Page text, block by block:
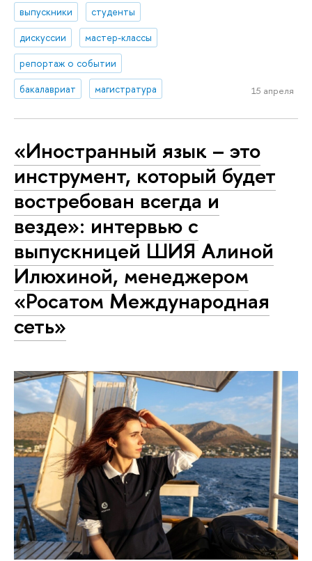
выпускники
студенты
дискуссии
мастер-классы
репортаж о событии
бакалавриат
магистратура 15 апреля
«Иностранный язык – это
инструмент, который будет
востребован всегда и
везде»: интервью с
выпускницей ШИЯ Алиной
Илюхиной, менеджером
«Росатом Международная
сеть»